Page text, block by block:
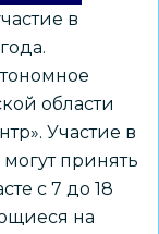
в
области
Участие в
принять
с 7 до 18
на